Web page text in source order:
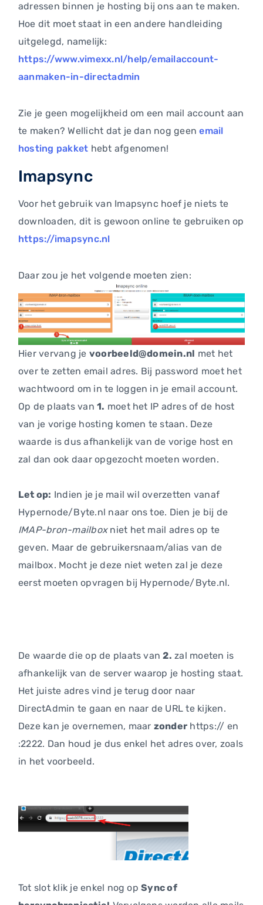
adressen binnen je hosting bij ons aan te maken.
Hoe dit moet staat in een andere handleiding
uitgelegd, namelijk:
https://www.vimexx.nl/help/emailaccount-
aanmaken-in-directadmin
Zie je geen mogelijkheid om een mail account aan
te maken? Wellicht dat je dan nog geenemail
hosting pakket hebt afgenomen!
Imapsync
Voor het gebruik van Imapsync hoef je niets te
downloaden, dit is gewoon online te gebruiken op
https://imapsync.nl
Daar zou je het volgende moeten zien:
Hier vervang je voorbeeld@domein.nl met het
over te zetten email adres. Bij password moet het
wachtwoord om in te loggen in je email account.
Op de plaats van1. moet het IP adres of de host
van je vorige hosting komen te staan. Deze
waarde is dus afhankelijk van de vorige host en
zal dan ook daar opgezocht moeten worden.
Let op: Indien je je mail wil overzetten vanaf
Hypernode/Byte.nl naar ons toe. Dien je bij de
IMAP-bron-mailboxniet het mail adres op te
geven. Maar de gebruikersnaam/alias van de
mailbox. Mocht je deze niet weten zal je deze
eerst moeten opvragen bij Hypernode/Byte.nl.
De waarde die op de plaats van2. zal moeten is
afhankelijk van de server waarop je hosting staat.
Het juiste adres vind je terug door naar
DirectAdmin te gaan en naar de URL te kijken.
Deze kan je overnemen, maar zonder https:// en
:2222. Dan houd je dus enkel het adres over, zoals
in het voorbeeld.
Tot slot klik je enkel nog opSync of